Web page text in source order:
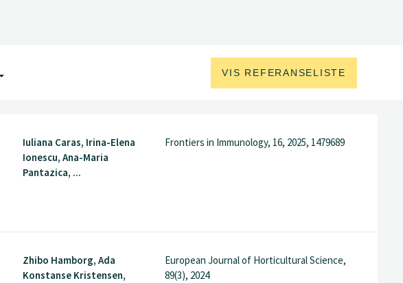
VIS REFERANSELISTE
Iuliana Caras, Irina-Elena
Ionescu, Ana-Maria
Pantazica, ...
Frontiers in Immunology, 16, 2025, 1479689
Zhibo Hamborg, Ada
Konstanse Kristensen,
European Journal of Horticultural Science,
89(3), 2024